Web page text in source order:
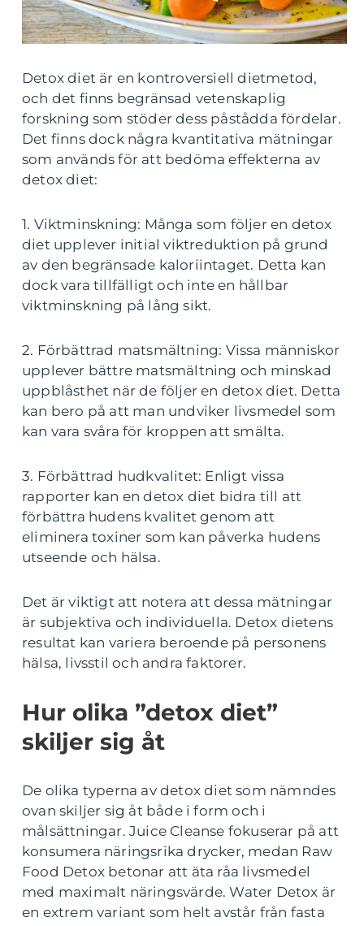
Detox diet är en kontroversiell dietmetod,
och det finns begränsad vetenskaplig
forskning som stöder dess påstådda fördelar.
Det finns dock några kvantitativa mätningar
som används för att bedöma effekterna av
detox diet:
1. Viktminskning: Många som följer en detox
diet upplever initial viktreduktion på grund
av den begränsade kaloriintaget. Detta kan
dock vara tillfälligt och inte en hållbar
viktminskning på lång sikt.
2. Förbättrad matsmältning: Vissa människor
upplever bättre matsmältning och minskad
uppblåsthet när de följer en detox diet. Detta
kan bero på att man undviker livsmedel som
kan vara svåra för kroppen att smälta.
3. Förbättrad hudkvalitet: Enligt vissa
rapporter kan en detox diet bidra till att
förbättra hudens kvalitet genom att
eliminera toxiner som kan påverka hudens
utseende och hälsa.
Det är viktigt att notera att dessa mätningar
är subjektiva och individuella. Detox dietens
resultat kan variera beroende på personens
hälsa, livsstil och andra faktorer.
Hur olika ”detox diet”
skiljer sig åt
De olika typerna av detox diet som nämndes
ovan skiljer sig åt både i form och i
målsättningar. Juice Cleanse fokuserar på att
konsumera näringsrika drycker, medan Raw
Food Detox betonar att äta råa livsmedel
med maximalt näringsvärde. Water Detox är
en extrem variant som helt avstår från fasta